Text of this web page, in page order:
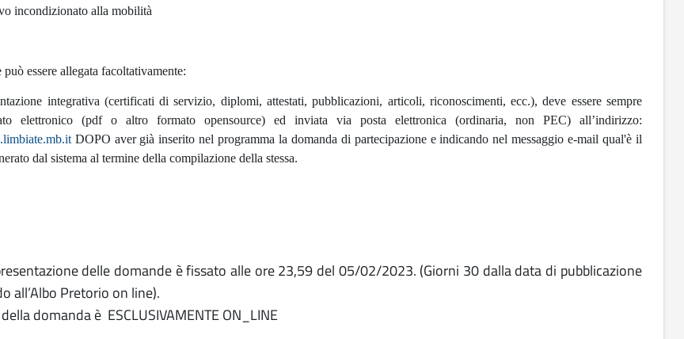
incondizionato alla mobilità
essere allegata facoltativamente:
integrativa (certificati di servizio, diplomi, attestati, pubblicazioni, articoli, riconoscimenti, ecc.), deve essere sempre
elettronico (pdf o altro formato opensource) ed inviata via posta elettronica (ordinaria, non PEC) all’indirizzo:
DOPO aver già inserito nel programma la domanda di partecipazione e indicando nel messaggio e-mail qual'è il
dal sistema al termine della compilazione della stessa.
delle domande è fissato alle ore 23,59 del 05/02/2023. (Giorni 30 dalla data di pubblicazione
all’Albo Pretorio on line).
domanda è ESCLUSIVAMENTE ON_LINE